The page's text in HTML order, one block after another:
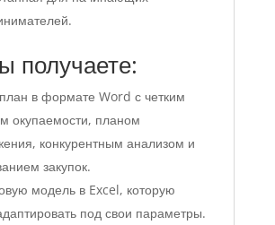
получаете:
в формате Word с четким
окупаемости, планом
конкурентным анализом и
закупок.
модель в Excel, которую
под свои параметры.